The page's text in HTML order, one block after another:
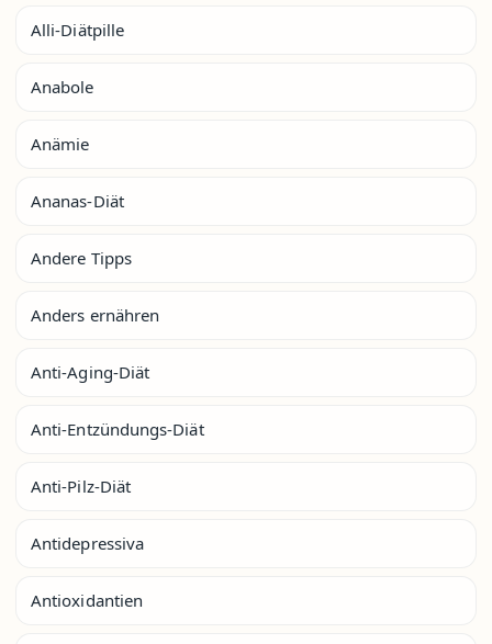
Alli-Diätpille
Anabole
Anämie
Ananas-Diät
Andere Tipps
Anders ernähren
Anti-Aging-Diät
Anti-Entzündungs-Diät
Anti-Pilz-Diät
Antidepressiva
Antioxidantien